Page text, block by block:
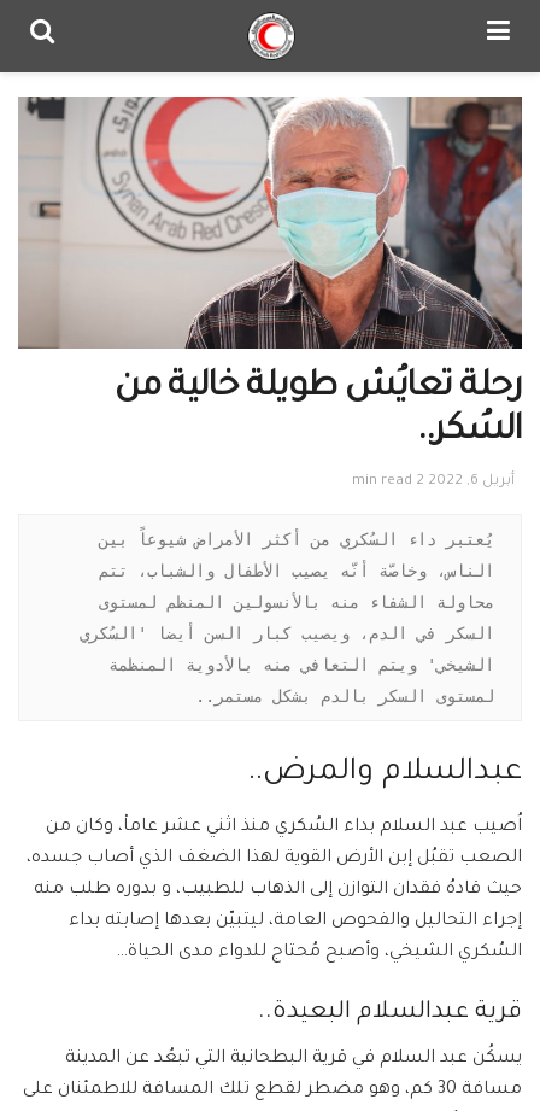
رحلة تعايُش طويلة خالية من
السُكر..
أبريل 6, 2022 2 min read
يُعتبر داء السُكري من أكثر الأمراض شيوعاً بين
محاولة الشفاء منه بالأنسولين المنظم لمستوى
السكر في الدم، ويصيب كبار السن أيضا 'السُكري
لمستوى السكر بالدم بشكل مستمر..
عبدالسلام والمرض..
اُصيب عبد السلام بداء السُكري منذ اثني عشر عاماْ، وكان من
الصعب تقبُل إبن الأرض القوية لهذا الضغف الذي أصاب جسده،
حيث قادهُ فقدان التوازن إلى الذهاب للطبيب، و بدوره طلب منه
إجراء التحاليل والفحوص العامة، ليتبيّن بعدها إصابته بداء
السُكري الشيخي، وأصبح مُحتاج للدواء مدى الحياة…
قرية عبدالسلام البعيدة..
يسكُن عبد السلام في قرية البطحانية التي تبعُد عن المدينة
مسافة 30 كم، وهو مضطر لقطع تلك المسافة للاطمئنان على